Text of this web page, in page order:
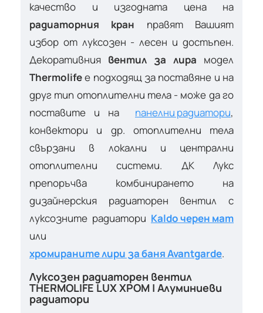
качество и изгодната цена на
радиаторния кран правят Вашият
избор от луксозен - лесен и достъпен.
Декоративния вентил за лира модел
Thermolifeе подходящ за поставяне и на
друг тип отоплителни тела - може да го
поставите и на панелни радиатори,
конвектори и др. отоплителни тела
свързани в локални и централни
отоплителни системи. ДК Лукс
препоръчва комбинирането на
дизайнерския радиаторен вентил с
луксозните радиатори Kaldo черен мат
или
хромираните лири за баня Avantgarde.
Луксозен радиаторен вентил
THERMOLIFE LUX ХРОМ | Алуминиеви
радиатори